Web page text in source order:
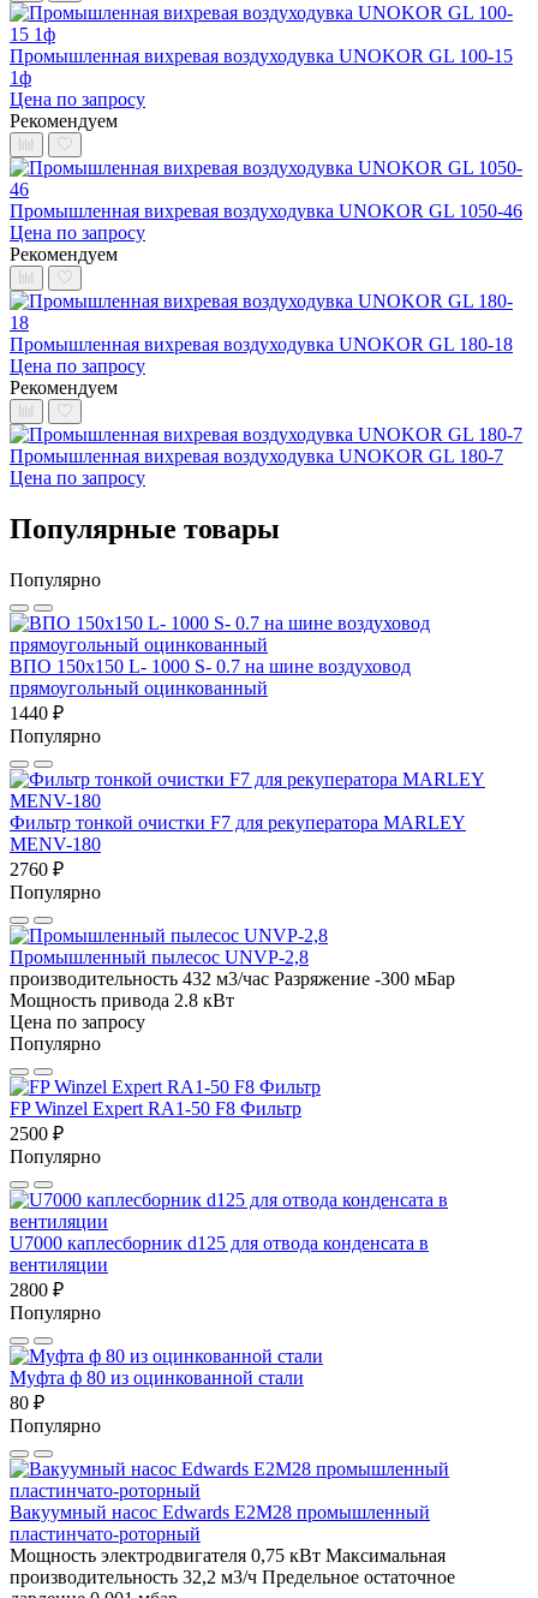
Промышленная вихревая воздуходувка UNOKOR GL 100-15
1ф
Цена по запросу
Рекомендуем
Промышленная вихревая воздуходувка UNOKOR GL 1050-46
Цена по запросу
Рекомендуем
Промышленная вихревая воздуходувка UNOKOR GL 180-18
Цена по запросу
Рекомендуем
Промышленная вихревая воздуходувка UNOKOR GL 180-7
Цена по запросу
Популярные товары
Популярно
ВПО 150x150 L- 1000 S- 0.7 на шине воздуховод
прямоугольный оцинкованный
1440 ₽
Популярно
Фильтр тонкой очистки F7 для рекуператора MARLEY
MENV-180
2760 ₽
Популярно
Промышленный пылесос UNVP-2,8
производительность 432 м3/час Разряжение -300 мБар
Мощность привода 2.8 кВт
Цена по запросу
Популярно
FP Winzel Expert RA1-50 F8 Фильтр
2500 ₽
Популярно
U7000 каплесборник d125 для отвода конденсата в
вентиляции
2800 ₽
Популярно
Муфта ф 80 из оцинкованной стали
80 ₽
Популярно
Вакуумный насос Edwards E2M28 промышленный
пластинчато-роторный
Мощность электродвигателя 0,75 кВт Максимальная
производительность 32,2 м3/ч Предельное остаточное